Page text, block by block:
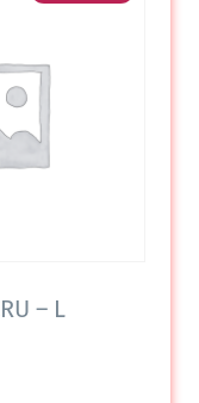
– L